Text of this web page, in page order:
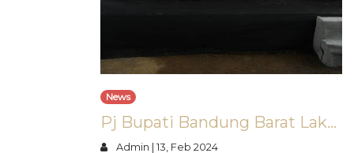
News
Pj Bupati Bandung Barat Lakukan Peletakan Batu Pertama Pembangunan Gereja Santo Benediktus
Admin 13, Feb 2024